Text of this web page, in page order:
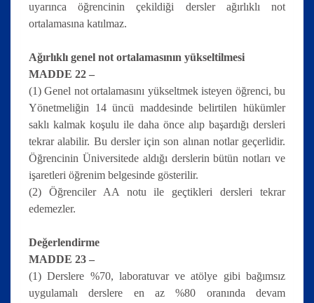
uyarınca öğrencinin çekildiği dersler ağırlıklı not
ortalamasına katılmaz.
Ağırlıklı genel not ortalamasının yükseltilmesi
MADDE 22 –
(1) Genel not ortalamasını yükseltmek isteyen öğrenci, bu
Yönetmeliğin 14 üncü maddesinde belirtilen hükümler
saklı kalmak koşulu ile daha önce alıp başardığı dersleri
tekrar alabilir. Bu dersler için son alınan notlar geçerlidir.
Öğrencinin Üniversitede aldığı derslerin bütün notları ve
işaretleri öğrenim belgesinde gösterilir.
(2) Öğrenciler AA notu ile geçtikleri dersleri tekrar
edemezler.
Değerlendirme
MADDE 23 –
(1) Derslere %70, laboratuvar ve atölye gibi bağımsız
uygulamalı derslere en az %80 oranında devam